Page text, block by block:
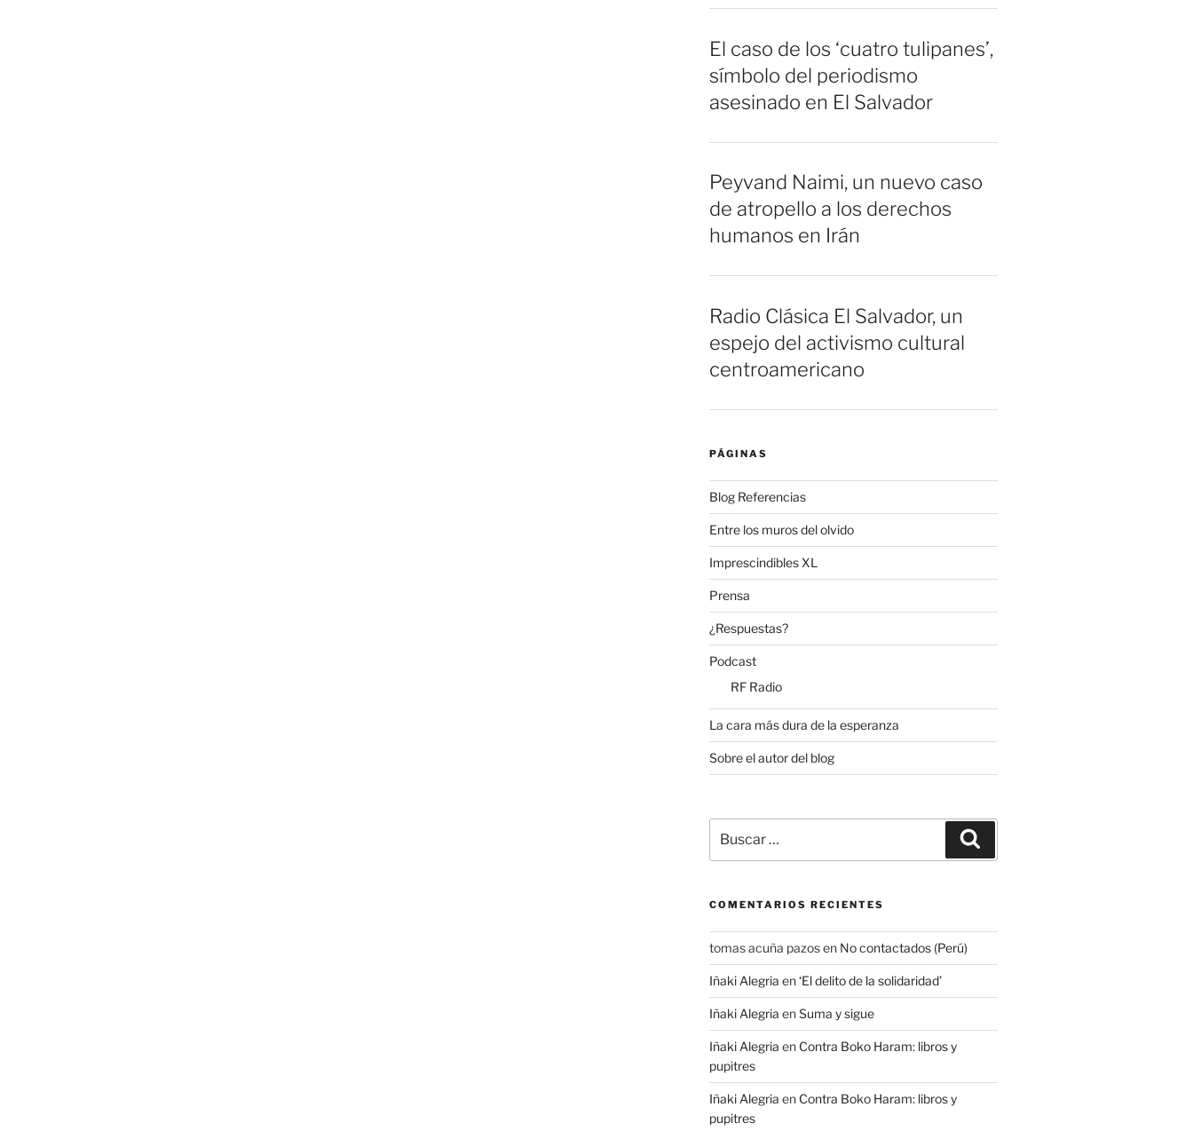
El caso de los ‘cuatro tulipanes’,
símbolo del periodismo
asesinado en El Salvador
Peyvand Naimi, un nuevo caso
de atropello a los derechos
humanos en Irán
Radio Clásica El Salvador, un
espejo del activismo cultural
centroamericano
PÁGINAS
Blog Referencias
Entre los muros del olvido
Imprescindibles XL
Prensa
¿Respuestas?
Podcast
RF Radio
La cara más dura de la esperanza
Sobre el autor del blog
por:
COMENTARIOS RECIENTES
tomas acuña pazosen No contactados (Perú)
Iñaki Alegria en‘El delito de la solidaridad’
Iñaki Alegria enSuma y sigue
Iñaki Alegria en Contra Boko Haram: libros y
pupitres
Iñaki Alegria en Contra Boko Haram: libros y
pupitres